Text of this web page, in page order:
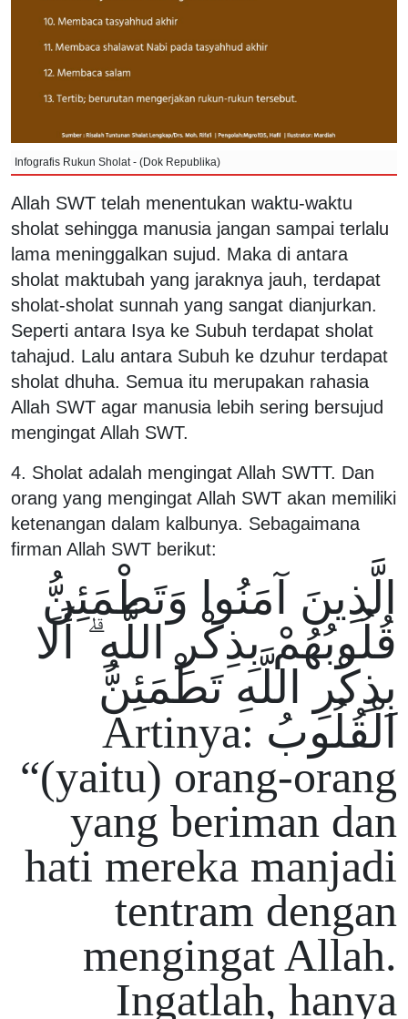
Infografis Rukun Sholat - (Dok Republika)
Allah SWT telah menentukan waktu-waktu
sholat sehingga manusia jangan sampai terlalu
lama meninggalkan sujud. Maka di antara
sholat maktubah yang jaraknya jauh, terdapat
sholat-sholat sunnah yang sangat dianjurkan.
Seperti antara Isya ke Subuh terdapat sholat
tahajud. Lalu antara Subuh ke dzuhur terdapat
sholat dhuha. Semua itu merupakan rahasia
Allah SWT agar manusia lebih sering bersujud
mengingat Allah SWT.
4. Sholat adalah mengingat Allah SWTT. Dan
orang yang mengingat Allah SWT akan memiliki
ketenangan dalam kalbunya. Sebagaimana
firman Allah SWT berikut:
الَّذِينَ آمَنُوا وَتَطْمَئِنُّ
قُلُوبُهُمْ بِذِكْرِ اللَّهِ ۗ أَلَا
بِذِكْرِ اللَّهِ تَطْمَئِنُّ
الْقُلُوبُ Artinya:
“(yaitu) orang-orang
yang beriman dan
hati mereka manjadi
tentram dengan
mengingat Allah.
Ingatlah, hanya